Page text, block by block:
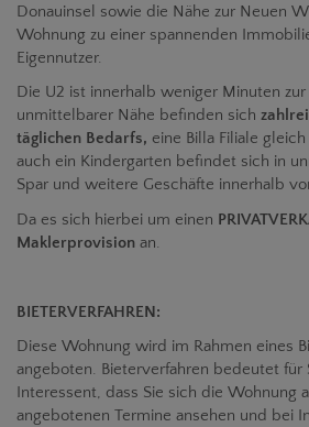
Donauinsel sowie die Nähe zur Neuen
Wohnung zu einer spannenden
Eigennutzer.
Die U2 ist innerhalb weniger Minuten zur
unmittelbarer Nähe befinden sich
täglichen Bedarfs, eine Billa Filiale
auch ein Kindergarten befindet sich in
Spar und weitere Geschäfte innerhalb
Da es sich hierbei um einen
Maklerprovision an.
BIETERVERFAHREN:
Diese Wohnung wird im Rahmen eines
angeboten. Bieterverfahren bedeutet für
Interessent, dass Sie sich die Wohnung
angebotenen Termine ansehen und bei